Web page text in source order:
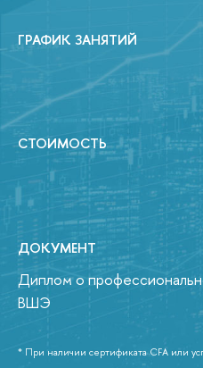
ГРАФИК ЗАНЯТИЙ
СТОИМОСТЬ
ДОКУМЕНТ
Диплом о
ВШЭ
* При наличии сертификата CFA или